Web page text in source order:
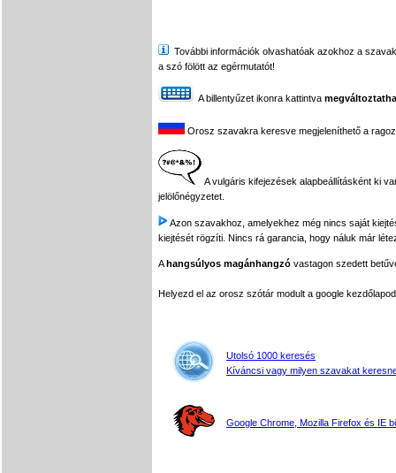
További információk olvashatóak azokhoz a
a szó fölött az egérmutatót!
A billentyűzet ikonra kattintva
Orosz szavakra keresve megjeleníthető a
A vulgáris kifejezések alapbeállításként ki
jelölőnégyzetet.
Azon szavakhoz, amelyekhez még nincs saját
kiejtését rögzíti. Nincs rá garancia, hogy náluk már
Ahangsúlyos magánhangzó vastagon szedett
Helyezd el az orosz szótár modult a google
Utolsó 1000 keresés
Kíváncsi vagy milyen szavakat
Google Chrome, Mozilla Firefox és IE